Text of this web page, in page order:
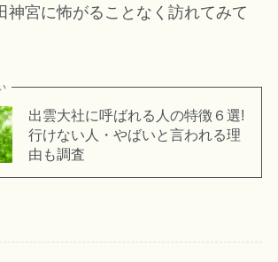
神宮に怖がることなく訪れてみて
出雲大社に呼ばれる人の特徴６選!
行けない人・やばいと言われる理
由も調査